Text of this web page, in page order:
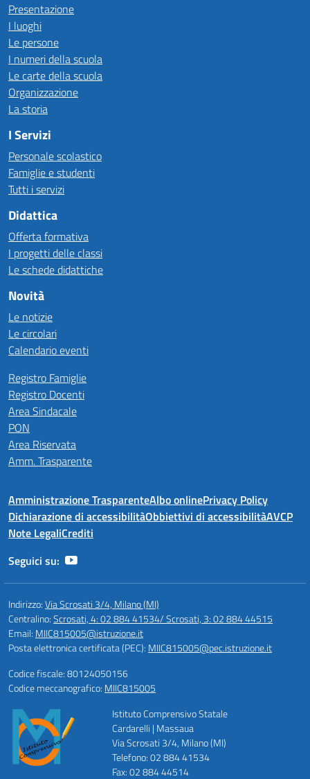
Presentazione
I luoghi
Le persone
I numeri della scuola
Le carte della scuola
Organizzazione
La storia
I Servizi
Personale scolastico
Famiglie e studenti
Tutti i servizi
Didattica
Offerta formativa
I progetti delle classi
Le schede didattiche
Novità
Le notizie
Le circolari
Calendario eventi
Registro Famiglie
Registro Docenti
Area Sindacale
PON
Area Riservata
Amm. Trasparente
Amministrazione TrasparenteAlbo onlinePrivacy Policy
Dichiarazione di accessibilitàObbiettivi di accessibilitàAVCP
Note LegaliCrediti
Seguici su:
Indirizzo:Via Scrosati 3/4, Milano (MI)
Centralino:Scrosati, 4: 02 884 41534/ Scrosati, 3: 02 884 44515
Email: MIIC815005@istruzione.it
Posta elettronica certificata (PEC): MIIC815005@pec.istruzione.it
Codice fiscale: 80124050156
Codice meccanografico: MIIC815005
Istituto Comprensivo Statale
Cardarelli | Massaua
Via Scrosati 3/4, Milano (MI)
Telefono: 02 884 41534
Fax: 02 884 44514